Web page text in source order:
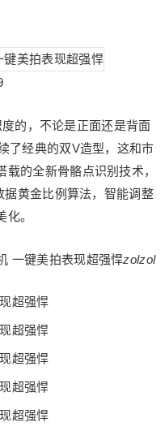
的，不论是正面还是背面
了经典的双V造型，这和市
的全新骨骼点识别技术，
黄金比例算法，智能调整
。
zolzol